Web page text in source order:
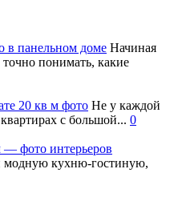
в панельном доме Начиная
понимать, какие
20 кв м фото Не у каждой
с большой... 0
— фото интерьеров
модную кухню-гостиную,